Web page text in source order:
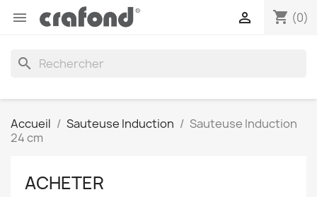
 shopping_cart (0)

search
Accueil Sauteuse Induction
Sauteuse Induction
24 cm
ACHETER